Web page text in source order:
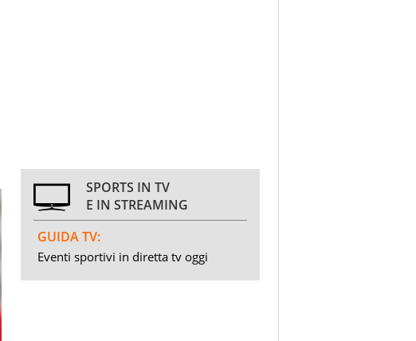
SPORTS IN TV
E IN STREAMING
GUIDA TV:
Eventi sportivi in diretta tv oggi